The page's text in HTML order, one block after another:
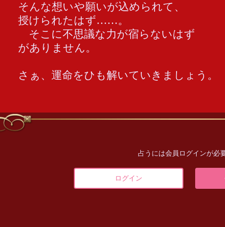
そんな想いや願いが込められて、
授けられたはず……。
そこに不思議な力が宿らないはず
がありません。
さぁ、運命をひも解いていきましょう。
占うには会員ログインが必
ログイン